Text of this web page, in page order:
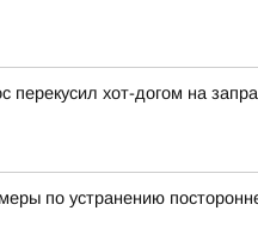
перекусил хот-догом на
по устранению